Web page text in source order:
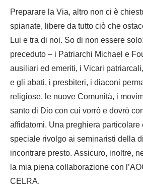
Preparare la Via, altro non ci è
spianate, libere da tutto ciò che
Lui e tra di noi. So di non essere
preceduto – i Patriarchi Michael e
ausiliari ed emeriti, i Vicari
e gli abati, i presbiteri, i diaconi
religiose, le nuove Comunità, i
santo di Dio con cui vorrò e dovrò
affidatomi. Una preghiera
speciale rivolgo ai seminaristi della
incontrare presto. Assicuro, inoltre,
la mia piena collaborazione con
CELRA.